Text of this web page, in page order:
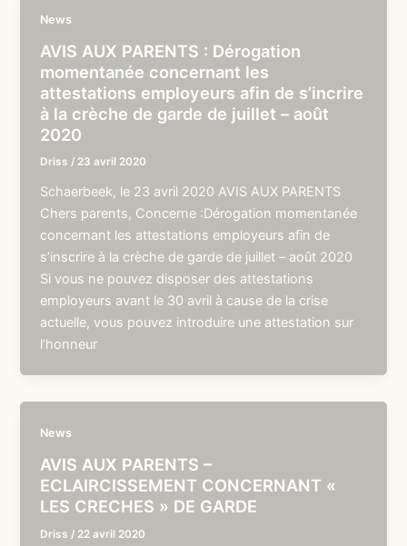
News
AVIS AUX PARENTS : Dérogation
momentanée concernant les
attestations employeurs afin de s’incrire
à la crèche de garde de juillet – août
2020
Driss / 23 avril 2020
Schaerbeek, le 23 avril 2020 AVIS AUX PARENTS
Chers parents, Concerne :Dérogation momentanée
concernant les attestations employeurs afin de
s’inscrire à la crèche de garde de juillet – août 2020
Si vous ne pouvez disposer des attestations
employeurs avant le 30 avril à cause de la crise
actuelle, vous pouvez introduire une attestation sur
l’honneur
News
AVIS AUX PARENTS –
ECLAIRCISSEMENT CONCERNANT «
LES CRECHES » DE GARDE
Driss / 22 avril 2020